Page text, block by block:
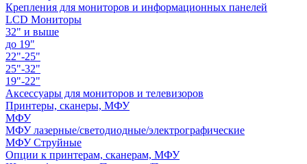
Крепления для мониторов и информационных панелей
LCD Мониторы
32" и выше
до 19"
22"-25"
25"-32"
19"-22"
Аксессуары для мониторов и телевизоров
Принтеры, сканеры, МФУ
МФУ
МФУ лазерные/светодиодные/электрографические
МФУ Струйные
Опции к принтерам, сканерам, МФУ